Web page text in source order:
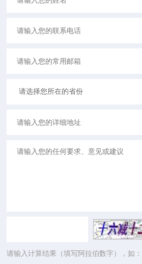
请输入计算结果（填写阿拉伯数字），如